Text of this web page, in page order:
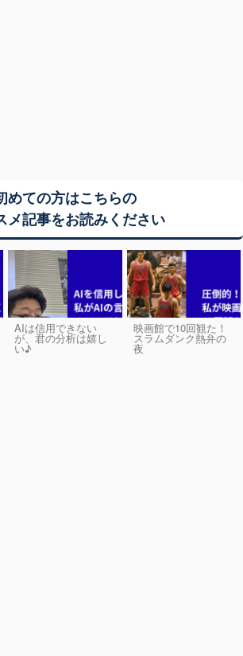
めての方はこちらの
メ記事をお読みください
AIは信用できない
が、君の分析は嬉し
い♪
映画館で10回観た！
スラムダンク熱弁の
夜